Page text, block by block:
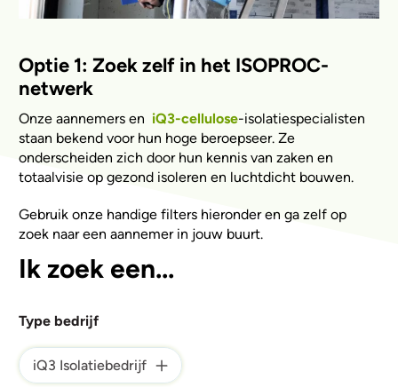
Optie 1: Zoek zelf in het ISOPROC-
netwerk
Onze aannemers en iQ3-cellulose-isolatiespecialisten
staan bekend voor hun hoge beroepseer. Ze
onderscheiden zich door hun kennis van zaken en
totaalvisie op gezond isoleren en luchtdicht bouwen.
Gebruik onze handige filters hieronder en ga zelf op
zoek naar een aannemer in jouw buurt.
Ik zoek een...
Type bedrijf
iQ3 Isolatiebedrijf